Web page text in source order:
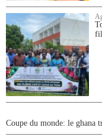
Coupe du monde: le ghana